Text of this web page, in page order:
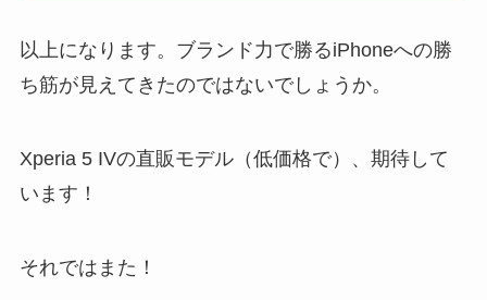
以上になります。ブランド力で勝るiPhoneへの勝
ち筋が見えてきたのではないでしょうか。
Xperia 5 IVの直販モデル（低価格で）、期待して
います！
それではまた！